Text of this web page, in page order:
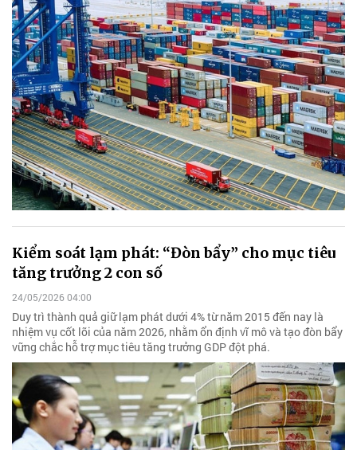
Kiểm soát lạm phát: “Đòn bẩy” cho mục tiêu
tăng trưởng 2 con số
24/05/2026 04:00
Duy trì thành quả giữ lạm phát dưới 4% từ năm 2015 đến nay là
nhiệm vụ cốt lõi của năm 2026, nhằm ổn định vĩ mô và tạo đòn bẩy
vững chắc hỗ trợ mục tiêu tăng trưởng GDP đột phá.